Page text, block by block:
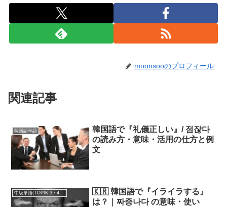
moonsooのプロフィール
関連記事
韓国語単語
韓国語で『礼儀正しい』/ 점잖다
の読み方・意味・活用の仕方と例
文
中級単語(TOPIK 3・4級)
🇰🇷 韓国語で『イライラする』
は？｜짜증나다 の意味・使い